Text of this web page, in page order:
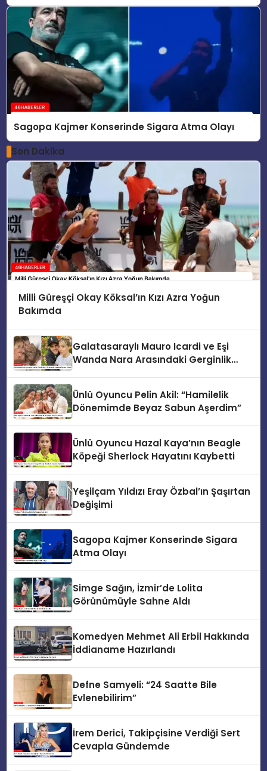
Sagopa Kajmer Konserinde Sigara Atma Olayı
Son Dakika
Milli Güreşçi Okay Köksal’ın Kızı Azra Yoğun
Bakımda
Galatasaraylı Mauro Icardi ve Eşi
Wanda Nara Arasındaki Gerginlik
Ünlü Oyuncu Pelin Akil: “Hamilelik
Dönemimde Beyaz Sabun Aşerdim”
Ünlü Oyuncu Hazal Kaya’nın Beagle
Köpeği Sherlock Hayatını Kaybetti
Yeşilçam Yıldızı Eray Özbal’ın Şaşırtan
Değişimi
Sagopa Kajmer Konserinde Sigara
Atma Olayı
Simge Sağın, İzmir’de Lolita
Görünümüyle Sahne Aldı
Komedyen Mehmet Ali Erbil Hakkında
İddianame Hazırlandı
Defne Samyeli: “24 Saatte Bile
Evlenebilirim”
İrem Derici, Takipçisine Verdiği Sert
Cevapla Gündemde